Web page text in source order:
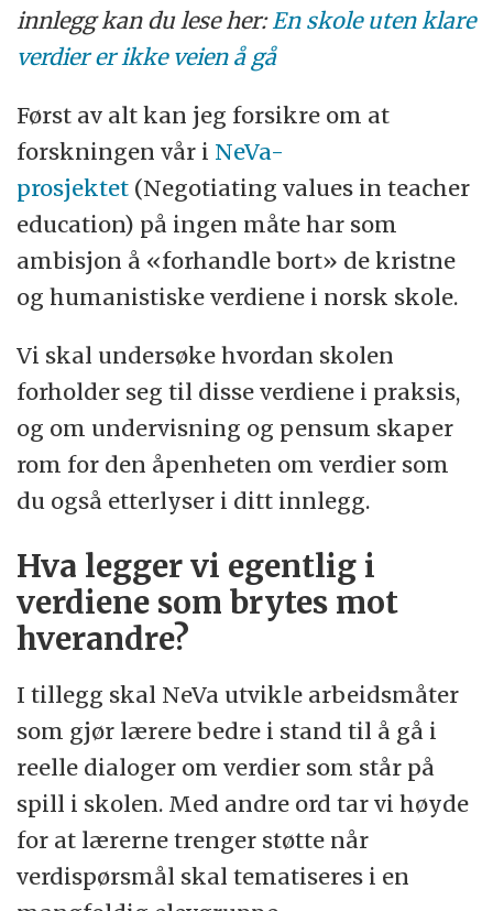
innlegg kan du lese her:En skole uten klare
verdier er ikke veien å gå
Først av alt kan jeg forsikre om at
forskningen vår i NeVa-
prosjektet (Negotiating values in teacher
education) på ingen måte har som
ambisjon å «forhandle bort» de kristne
og humanistiske verdiene i norsk skole.
Vi skal undersøke hvordan skolen
forholder seg til disse verdiene i praksis,
og om undervisning og pensum skaper
rom for den åpenheten om verdier som
du også etterlyser i ditt innlegg.
Hva legger vi egentlig i
verdiene som brytes mot
hverandre?
I tillegg skal NeVa utvikle arbeidsmåter
som gjør lærere bedre i stand til å gå i
reelle dialoger om verdier som står på
spill i skolen. Med andre ord tar vi høyde
for at lærerne trenger støtte når
verdispørsmål skal tematiseres i en